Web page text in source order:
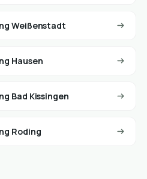
Weißenstadt
Hausen
Bad Kissingen
Roding